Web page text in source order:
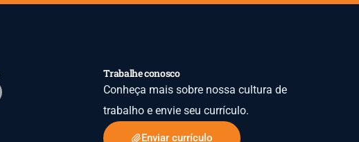
Trabalhe conosco
Conheça mais sobre nossa cultura de
trabalho e envie seu currículo.
Enviar currículo